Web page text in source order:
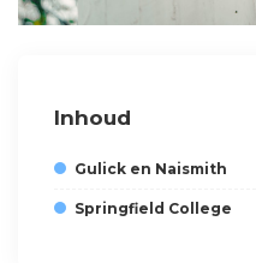
Inhoud
Gulick en Naismith
Springfield College